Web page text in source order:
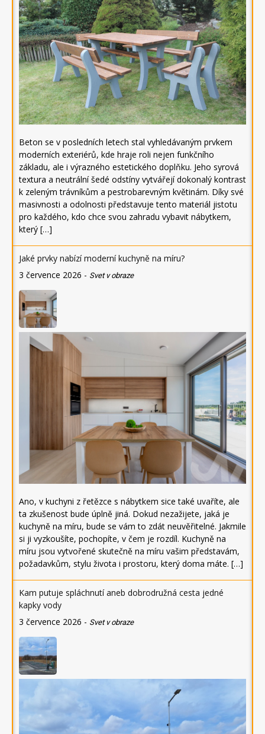
Beton se v posledních letech stal vyhledávaným prvkem
moderních exteriérů, kde hraje roli nejen funkčního
základu, ale i výrazného estetického doplňku. Jeho syrová
textura a neutrální šedé odstíny vytvářejí dokonalý kontrast
k zeleným trávníkům a pestrobarevným květinám. Díky své
masivnosti a odolnosti představuje tento materiál jistotu
pro každého, kdo chce svou zahradu vybavit nábytkem,
který […]
Jaké prvky nabízí moderní kuchyně na míru?
3 července 2026 - Svet v obraze
Ano, v kuchyni z řetězce s nábytkem sice také uvaříte, ale
ta zkušenost bude úplně jiná. Dokud nezažijete, jaká je
kuchyně na míru, bude se vám to zdát neuvěřitelné. Jakmile
si ji vyzkoušíte, pochopíte, v čem je rozdíl. Kuchyně na
míru jsou vytvořené skutečně na míru vašim představám,
požadavkům, stylu života i prostoru, který doma máte. […]
Kam putuje spláchnutí aneb dobrodružná cesta jedné
kapky vody
3 července 2026 - Svet v obraze